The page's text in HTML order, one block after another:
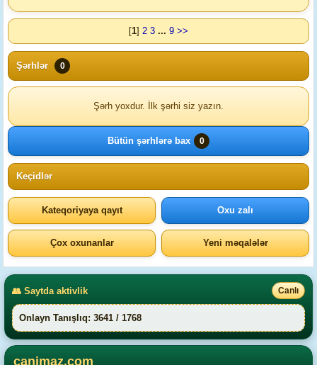
[1] 2 3 ... 9 >>
Şərhlər 0
Şərh yoxdur. İlk şərhi siz yazın.
Bütün şərhlərə bax 0
Keçidlər
Kateqoriyaya qayıt Oxu zalı
Çox oxunanlar Yeni məqalələr
👥 Saytda aktivlik Canlı
Onlayn Tanışlıq: 3641 / 1768
canimaz.com